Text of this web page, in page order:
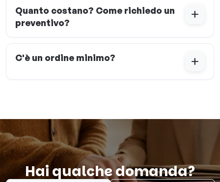
Quanto costano? Come richiedo un
preventivo?
add
C'è un ordine minimo? add
Hai qualche domanda?